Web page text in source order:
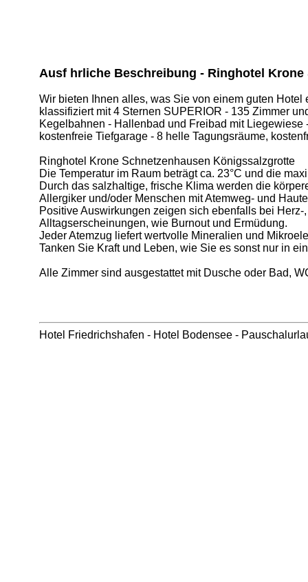
Ausf hrliche Beschreibung - Ringhotel Krone
Wir bieten Ihnen alles, was Sie von einem guten Hotel
klassifiziert mit 4 Sternen SUPERIOR - 135 Zimmer
Kegelbahnen - Hallenbad und Freibad mit
kostenfreie Tiefgarage - 8 helle Tagungsräume,
Ringhotel Krone Schnetzenhausen Königssalzgrotte
Die Temperatur im Raum beträgt ca. 23°C und die
Durch das salzhaltige, frische Klima werden die
Allergiker und/oder Menschen mit Atemweg- und
Positive Auswirkungen zeigen sich ebenfalls bei
Alltagserscheinungen, wie Burnout und Ermüdung.
Jeder Atemzug liefert wertvolle Mineralien und
Tanken Sie Kraft und Leben, wie Sie es sonst nur in
Alle Zimmer sind ausgestattet mit Dusche oder Bad,
Hotel Friedrichshafen - Hotel Bodensee -